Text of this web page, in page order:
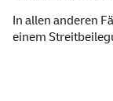
In allen anderen
einem